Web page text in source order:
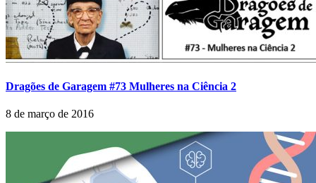
Dragões de Garagem #73 Mulheres na Ciência 2
8 de março de 2016